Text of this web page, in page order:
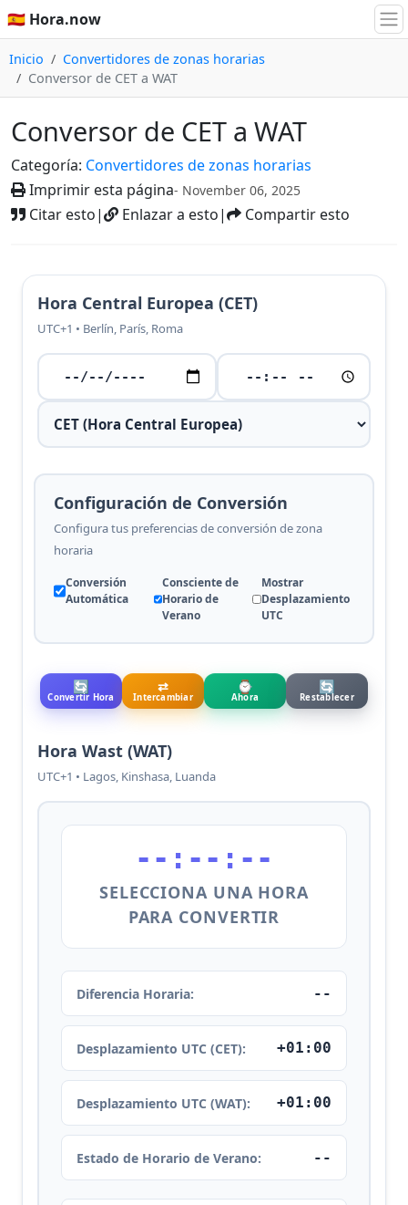
🇪🇸 Hora.now
Inicio
Convertidores de zonas horarias
Conversor de CET a WAT
Conversor de CET a WAT
Categoría: Convertidores de zonas horarias
Imprimir esta página- November 06, 2025
Citar esto| Enlazar a esto| Compartir esto
Hora Central Europea (CET)
UTC+1 • Berlín, París, Roma
Configuración de Conversión
Configura tus preferencias de conversión de zona
horaria
Conversión
Automática
Consciente de
Horario de
Verano
Mostrar
Desplazamiento
UTC
🔄
Convertir Hora
⇄
Intercambiar
⌚
Ahora
🔄
Restablecer
Hora Wast (WAT)
UTC+1 • Lagos, Kinshasa, Luanda
--:--:--
SELECCIONA UNA HORA
PARA CONVERTIR
Diferencia Horaria: --
Desplazamiento UTC (CET): +01:00
Desplazamiento UTC (WAT): +01:00
Estado de Horario de Verano: --